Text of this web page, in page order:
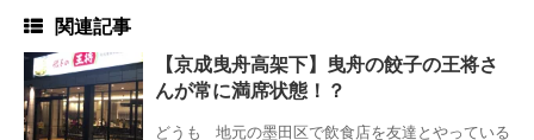
関連記事
【京成曳舟高架下】曳舟の餃子の王将さ
んが常に満席状態！？
どうも 地元の墨田区で飲食店を友達とやっている